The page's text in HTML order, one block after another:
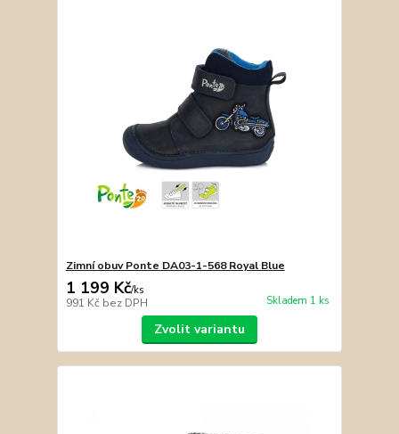
Zimní obuv Ponte DA03-1-568 Royal Blue
1 199 Kč/ks
991 Kč bez DPH Skladem 1 ks
Zvolit variantu